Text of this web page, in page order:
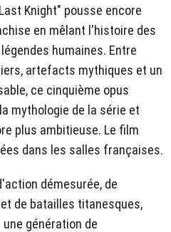
Knight" pousse encore
en mêlant l'histoire des
humaines. Entre
artefacts mythiques et un
ce cinquième opus
mythologie de la série et
plus ambitieuse. Le film
dans les salles françaises.
démesurée, de
de batailles titanesques,
génération de